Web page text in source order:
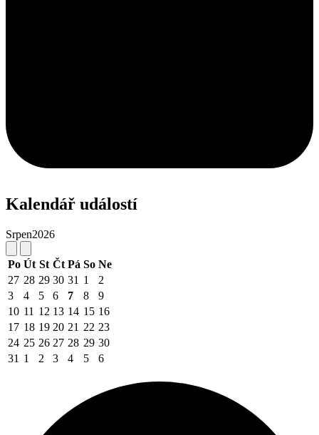
Kalendář událostí
Srpen2026
Po Út St Čt Pá So Ne
27 28 29 30 31 1
2
3
4 5 6 7 8
9
10 11 12 13 14 15 16
17 18 19 20 21 22 23
24 25 26 27 28 29 30
31 1 2 3 4 5 6